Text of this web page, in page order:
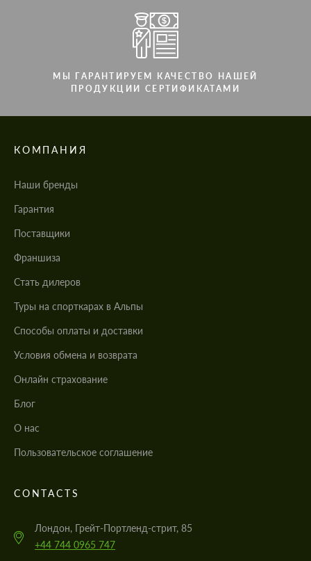
МЫ ГАРАНТИРУЕМ КАЧЕСТВО НАШЕЙ
ПРОДУКЦИИ СЕРТИФИКАТАМИ
КОМПАНИЯ
Наши бренды
Гарантия
Поставщики
Франшиза
Стать дилеров
Туры на спорткарах в Альпы
Cпособы оплаты и доставки
Условия обмена и возврата
Онлайн страхование
Блог
О нас
Пользовательское соглашение
CONTACTS
Лондон, Грейт-Портленд-стрит, 85
+44 744 0965 747